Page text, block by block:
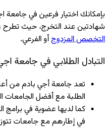
بإمكانك اختيار فرعين في
شهادتين عند التخرج، حيث
التخصص المزدوجأو الفرعي.
التبادل الطلابي في جامعة
تعد جامعة أجي بادم من
الطلبة مع أفضل الجامعات الموزعين في
كما لديها عضوية في برامج
في إطارهم مع جامعات تتوزع